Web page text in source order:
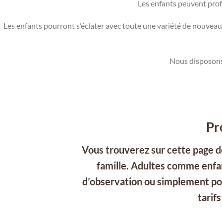
Les enfants peuvent
Les enfants pourront s’éclater avec toute une variété de
Nous
Vous trouverez sur cette page
famille. Adultes comme
d’observation ou simplement
tarifs